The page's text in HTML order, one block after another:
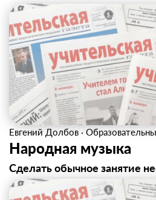
Евгений Долбов ·
Народная музыка
Сделать обычное занятие